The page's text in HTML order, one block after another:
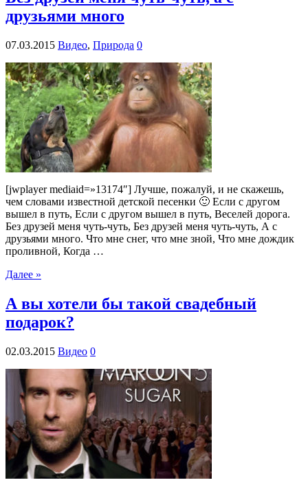
друзьями много
07.03.2015 Видео, Природа 0
[jwplayer mediaid=»13174″] Лучше, пожалуй, и не скажешь,
чем словами известной детской песенки 🙂 Если с другом
вышел в путь, Если с другом вышел в путь, Веселей дорога.
Без друзей меня чуть-чуть, Без друзей меня чуть-чуть, А с
друзьями много. Что мне снег, что мне зной, Что мне дождик
проливной, Когда …
Далее »
А вы хотели бы такой свадебный
подарок?
02.03.2015 Видео 0